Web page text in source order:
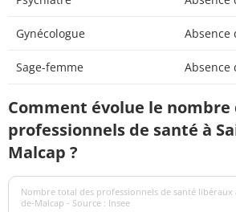
Gynécologue Absence
Sage-femme Absence
Comment évolue le nombre
professionnels de santé à
Malcap ?
Nombre total des professionnels de santé libéraux
de-Malcap - Source : Insee